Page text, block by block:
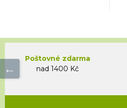
Poštovné zdarma
nad 1400 Kč